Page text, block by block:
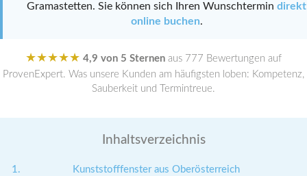
Gramastetten. Sie können sich Ihren Wunschtermin direkt
online buchen.
★★★★★ 4,9 von 5 Sternen aus 777 Bewertungen auf
ProvenExpert. Was unsere Kunden am häufigsten loben: Kompetenz,
Sauberkeit und Termintreue.
Inhaltsverzeichnis
Kunststofffenster aus Oberösterreich